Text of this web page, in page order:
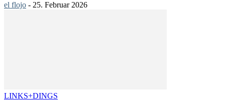
el flojo - 25. Februar 2026
LINKS+DINGS